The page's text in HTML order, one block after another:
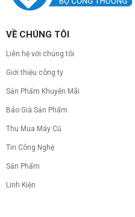
VỀ CHÚNG TÔI
Liên hệ với chúng tôi
Giới thiệu công ty
Sản Phẩm Khuyến Mãi
Báo Giá Sản Phẩm
Thu Mua Máy Cũ
Tin Công Nghệ
Sản Phẩm
Linh Kiện